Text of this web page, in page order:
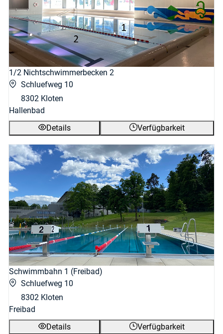
1/2 Nichtschwimmerbecken 2
Schluefweg 10
8302 Kloten
Hallenbad
Details
Verfügbarkeit
Schwimmbahn 1 (Freibad)
Schluefweg 10
8302 Kloten
Freibad
Details
Verfügbarkeit